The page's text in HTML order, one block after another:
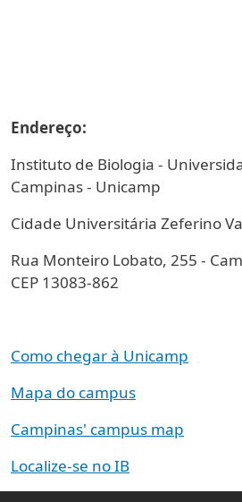
Endereço:
Instituto de Biologia -
Campinas - Unicamp
Cidade Universitária Zeferino
Rua Monteiro Lobato, 255 -
CEP 13083-862
Como chegar à Unicamp
Mapa do campus
Campinas' campus map
Localize-se no IB